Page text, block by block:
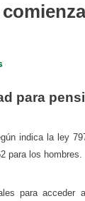
indica la ley
para los hombres.
para acceder